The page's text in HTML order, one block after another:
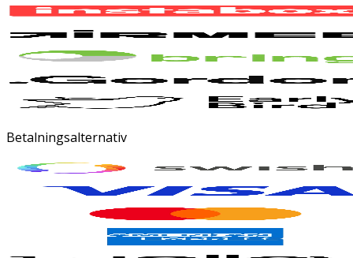
Betalningsalternativ